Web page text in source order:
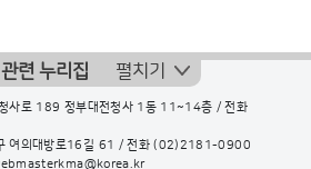
련 누리집 펼치기
사로 189 정부대전청사 1동 11~14층 / 전화
여의대방로16길 61 / 전화(02)2181-0900